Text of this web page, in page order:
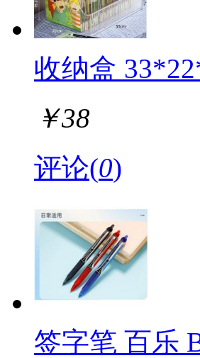
收纳盒
￥38
评论(0)
签字笔 百乐